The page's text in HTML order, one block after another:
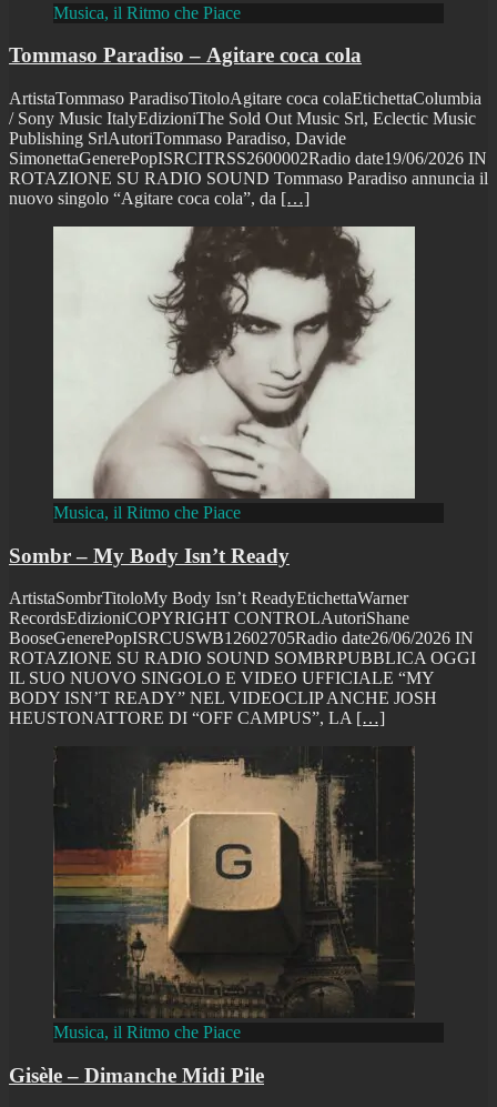
Musica, il Ritmo che Piace
Tommaso Paradiso – Agitare coca cola
ArtistaTommaso ParadisoTitoloAgitare coca colaEtichettaColumbia
/ Sony Music ItalyEdizioniThe Sold Out Music Srl, Eclectic Music
Publishing SrlAutoriTommaso Paradiso, Davide
SimonettaGenerePopISRCITRSS2600002Radio date19/06/2026 IN
ROTAZIONE SU RADIO SOUND Tommaso Paradiso annuncia il
nuovo singolo “Agitare coca cola”, da […]
Musica, il Ritmo che Piace
Sombr – My Body Isn’t Ready
ArtistaSombrTitoloMy Body Isn’t ReadyEtichettaWarner
RecordsEdizioniCOPYRIGHT CONTROLAutoriShane
BooseGenerePopISRCUSWB12602705Radio date26/06/2026 IN
ROTAZIONE SU RADIO SOUND SOMBRPUBBLICA OGGI
IL SUO NUOVO SINGOLO E VIDEO UFFICIALE “MY
BODY ISN’T READY” NEL VIDEOCLIP ANCHE JOSH
HEUSTONATTORE DI “OFF CAMPUS”, LA […]
Musica, il Ritmo che Piace
Gisèle – Dimanche Midi Pile